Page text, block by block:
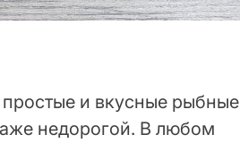
и вкусные рыбные
недорогой. В любом